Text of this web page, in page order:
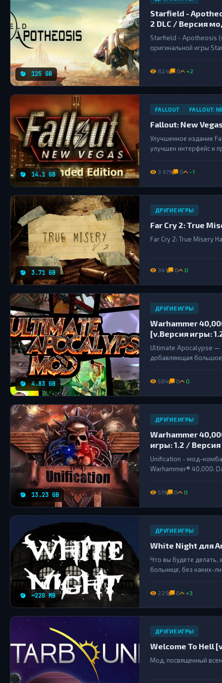
125 GB
Starfield -
2 DLC / Версия
Starfield - Apotheosis
оригинальной игры
игравших в Starfield.
824 0 +2
14.1 GB
FALLOUT FALLOUT:
Fallout: New
Улучшенное издание
улучшен интерфейс и
3 979 0 -1
3.71 GB
ДРУГИЕ ИГРЫ
Far Cry 2: True
Far Cry 2: True Misery
341 0 0
4.83 GB
ДРУГИЕ ИГРЫ
Warhammer
[v.Версия игры:
Ultimate Apocalypse —
добавляющая большое
создаёт уникальную
584 0 0
13.23 GB
ДРУГИЕ ИГРЫ
Warhammer
игры: 1.2 /
Unification - мод-
Warhammer® 40,000:
другими игроками,
519 0 0
~220 MB
ДРУГИЕ ИГРЫ
White Night для
Что вы будете делать,
больнице, без каких-
229 0 +3
ДРУГИЕ ИГРЫ
Welcome To Hell
Мод, посвященный